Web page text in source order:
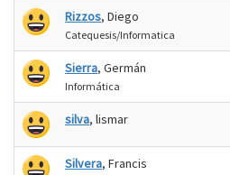
Rizzos, Diego
Catequesis/Informatica
Sierra, Germán
Informática
silva, lismar
Silvera, Francis